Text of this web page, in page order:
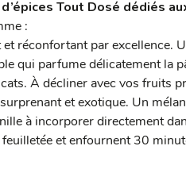
Tout Dosé dédiés
:
réconfortant par excellence.
qui parfume délicatement la
À décliner avec vos fruits
et exotique. Un
à incorporer directement
et enfournent 30